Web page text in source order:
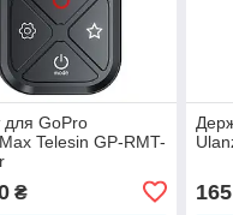
для GoPro
Telesin GP-RMT-
₴ 165